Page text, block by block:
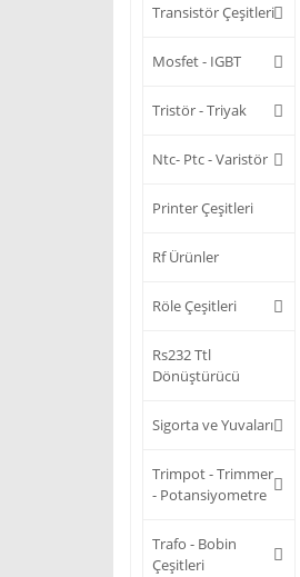
Transistör Çeşitleri
Mosfet - IGBT
Tristör - Triyak
Ntc- Ptc - Varistör
Printer Çeşitleri
Rf Ürünler
Röle Çeşitleri
Rs232 Ttl
Dönüştürücü
Sigorta ve Yuvaları
Trimpot - Trimmer
- Potansiyometre
Trafo - Bobin
Çeşitleri